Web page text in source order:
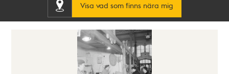
Visa vad som finns nära mig